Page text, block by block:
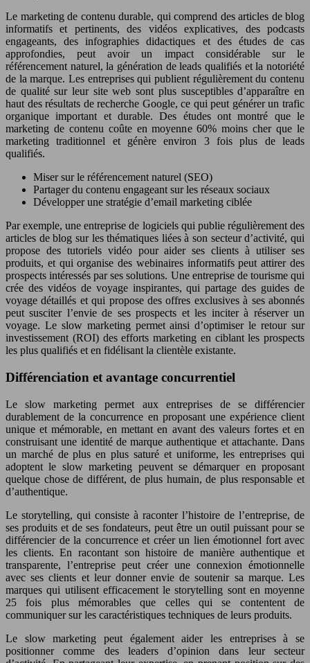
Le marketing de contenu durable, qui comprend des articles de blog
informatifs et pertinents, des vidéos explicatives, des podcasts
engageants, des infographies didactiques et des études de cas
approfondies, peut avoir un impact considérable sur le
référencement naturel, la génération de leads qualifiés et la notoriété
de la marque. Les entreprises qui publient régulièrement du contenu
de qualité sur leur site web sont plus susceptibles d’apparaître en
haut des résultats de recherche Google, ce qui peut générer un trafic
organique important et durable. Des études ont montré que le
marketing de contenu coûte en moyenne 60% moins cher que le
marketing traditionnel et génère environ 3 fois plus de leads
qualifiés.
Miser sur le référencement naturel (SEO)
Partager du contenu engageant sur les réseaux sociaux
Développer une stratégie d’email marketing ciblée
Par exemple, une entreprise de logiciels qui publie régulièrement des
articles de blog sur les thématiques liées à son secteur d’activité, qui
propose des tutoriels vidéo pour aider ses clients à utiliser ses
produits, et qui organise des webinaires informatifs peut attirer des
prospects intéressés par ses solutions. Une entreprise de tourisme qui
crée des vidéos de voyage inspirantes, qui partage des guides de
voyage détaillés et qui propose des offres exclusives à ses abonnés
peut susciter l’envie de ses prospects et les inciter à réserver un
voyage. Le slow marketing permet ainsi d’optimiser le retour sur
investissement (ROI) des efforts marketing en ciblant les prospects
les plus qualifiés et en fidélisant la clientèle existante.
Différenciation et avantage concurrentiel
Le slow marketing permet aux entreprises de se différencier
durablement de la concurrence en proposant une expérience client
unique et mémorable, en mettant en avant des valeurs fortes et en
construisant une identité de marque authentique et attachante. Dans
un marché de plus en plus saturé et uniforme, les entreprises qui
adoptent le slow marketing peuvent se démarquer en proposant
quelque chose de différent, de plus humain, de plus responsable et
d’authentique.
Le storytelling, qui consiste à raconter l’histoire de l’entreprise, de
ses produits et de ses fondateurs, peut être un outil puissant pour se
différencier de la concurrence et créer un lien émotionnel fort avec
les clients. En racontant son histoire de manière authentique et
transparente, l’entreprise peut créer une connexion émotionnelle
avec ses clients et leur donner envie de soutenir sa marque. Les
marques qui utilisent efficacement le storytelling sont en moyenne
25 fois plus mémorables que celles qui se contentent de
communiquer sur les caractéristiques techniques de leurs produits.
Le slow marketing peut également aider les entreprises à se
positionner comme des leaders d’opinion dans leur secteur